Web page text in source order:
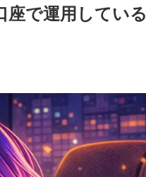
座で運用している